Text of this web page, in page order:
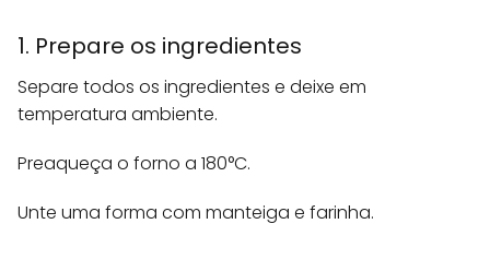
1. Prepare os ingredientes
Separe todos os ingredientes e deixe em
temperatura ambiente.
Preaqueça o forno a 180°C.
Unte uma forma com manteiga e farinha.